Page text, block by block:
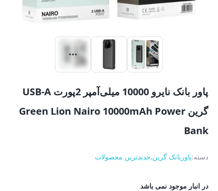
پاور بانک نایرو 10000 میلی‌آمپر 2پورت USB-A
گرین Green Lion Nairo 10000mAh Power
Bank
دسته:پاوربانک گرین,جدیدترین محصولات
در انبار موجود نمی باشد